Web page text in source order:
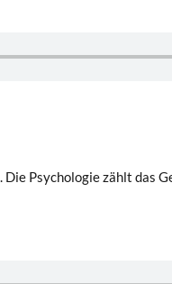
Psychologie zählt das